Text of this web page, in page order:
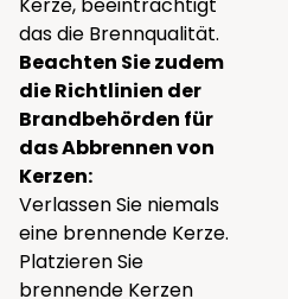
das die Brennqualität.
Beachten Sie zudem
die Richtlinien der
Brandbehörden für
das Abbrennen von
Kerzen:
Verlassen Sie niemals
eine brennende Kerze.
Platzieren Sie
brennende Kerzen